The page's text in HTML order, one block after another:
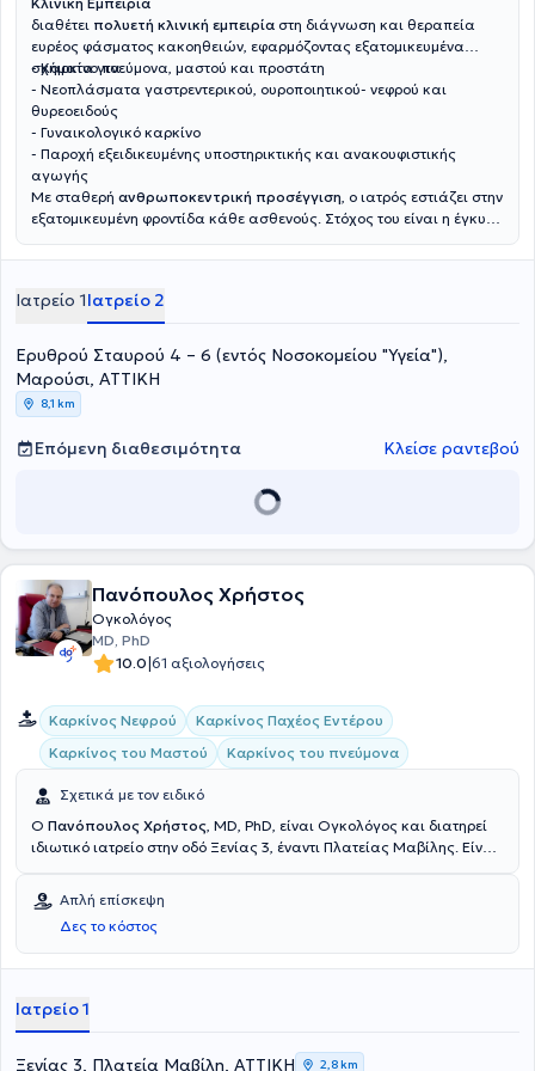
διαθέτει πολυετή κλινική εμπειρία στη διάγνωση και θεραπεία
ευρέος φάσματος κακοηθειών, εφαρμόζοντας εξατομικευμένα
σχήματα για:
- Καρκίνο πνεύμονα, μαστού και προστάτη
- Νεοπλάσματα γαστρεντερικού, ουροποιητικού- νεφρού και
θυρεοειδούς
- Γυναικολογικό καρκίνο
- Παροχή εξειδικευμένης υποστηρικτικής και ανακουφιστικής
αγωγής
Με σταθερή ανθρωποκεντρική προσέγγιση, ο ιατρός εστιάζει στην
εξατομικευμένη φροντίδα κάθε ασθενούς. Στόχος του είναι η έγκυρη
οικογενειών τους, διασφαλίζοντας τη βέλτιστη δυνατή ποιότητα
Ιατρείο 1Ιατρείο 2
Ερυθρού Σταυρού 4 – 6 (εντός Νοσοκομείου "Υγεία"),
Μαρούσι, ΑΤΤΙΚΗ
8,1 km
Επόμενη διαθεσιμότητα Κλείσε ραντεβού
Πανόπουλος Χρήστος
Ογκολόγος
MD, PhD
10.0|61 αξιολογήσεις
Καρκίνος Νεφρού
Καρκίνος Παχέος Εντέρου
Καρκίνος του Μαστού
Καρκίνος του πνεύμονα
Σχετικά με τον ειδικό
Ο Πανόπουλος Χρήστος, MD, PhD, είναι Ογκολόγος και διατηρεί
ιδιωτικό ιατρείο στην οδό Ξενίας 3, έναντι Πλατείας Μαβίλης. Είναι
Είναι Διδάκτωρ του Εθνικού και Καποδιστριακού Πανεπιστημίου
Αθηνών με Διδακτορική Διατριβή με θέμα: "Χορήγηση από του
στόματος ετοποσίδης και εστραμουστίνης σε ασθενείς με
ορμονοάντοχο καρκίνο του προστάτη". Έλαβε το πτυχίο της Ιατρικής
με βαθμό Άριστα. Εργάσθηκε σαν Ερευνητής στο ίδιο Πανεπιστήμιο.
Ακολούθως, μετά την υποχρεωτική υπηρεσία υπαίθρου στην
ΙΚΑ. Μετά την λήψη της ειδικότητας εργάσθηκε στο Ογκολογικό
Απλή επίσκεψη
Δες το κόστος
Ιατρείο 1
Ξενίας 3, Πλατεία Μαβίλη, ΑΤΤΙΚΗ 2,8 km